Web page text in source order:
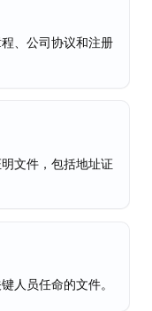
、公司协议和注册
文件，包括地址证
人员任命的文件。